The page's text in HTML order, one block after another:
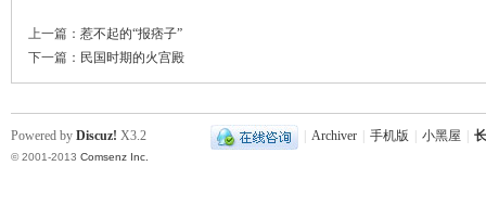
上一篇： 惹不起的“报痞子”
下一篇： 民国时期的火宫殿
Archiver 手机版 小黑屋
Powered by Discuz! X3.2
© 2001-2013 Comsenz Inc.